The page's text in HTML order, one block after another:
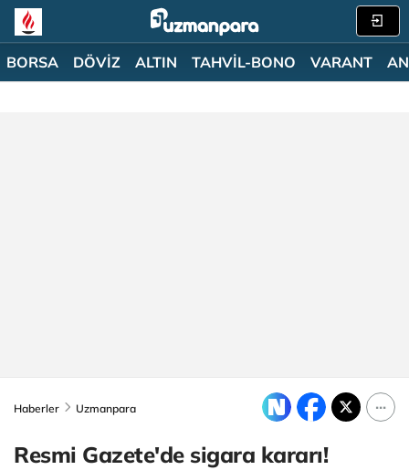
BORSA DÖVİZ ALTIN TAHVİL-BONO VARANT
Haberler Uzmanpara
Resmi Gazete'de sigara kararı!